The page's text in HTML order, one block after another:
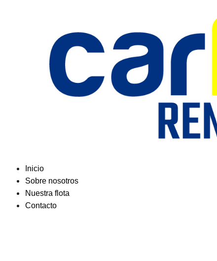
Inicio
Sobre nosotros
Nuestra flota
Contacto